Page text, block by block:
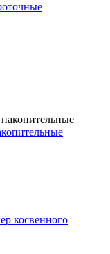
косвенного